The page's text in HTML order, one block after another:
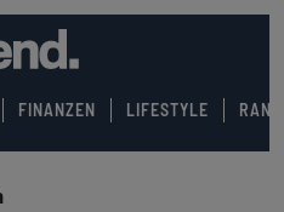
FINANZEN LIFESTYLE